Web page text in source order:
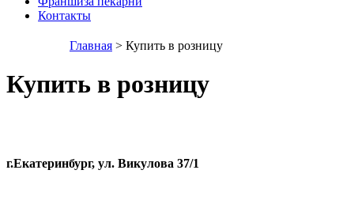
Контакты
Главная > Купить в розницу
Купить в розницу
г.Екатеринбург, ул. Викулова 37/1